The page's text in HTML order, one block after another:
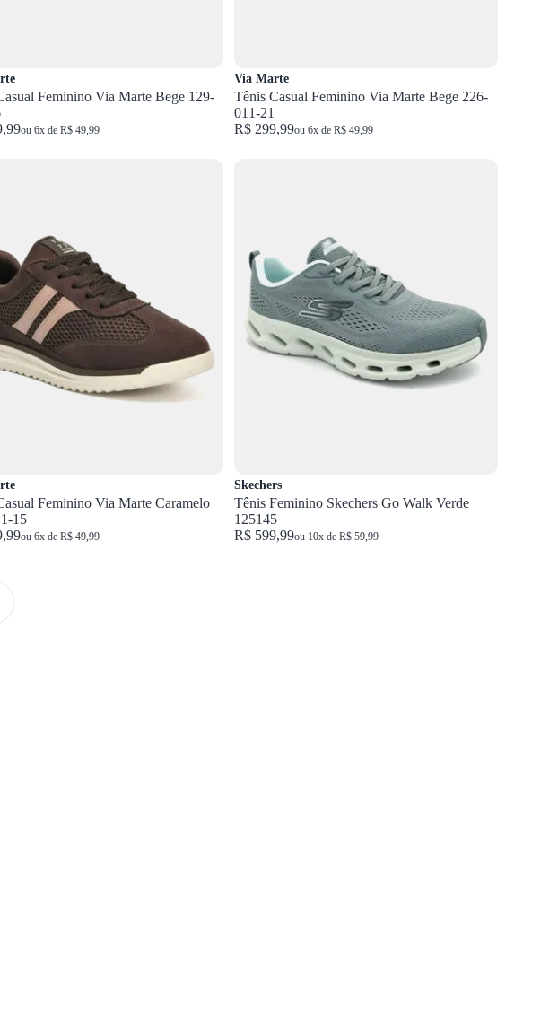
Feminino Via Marte Bege 129-
ou 6x de R$ 49,99
Via Marte
Tênis Casual Feminino Via Marte Bege 226-
011-21
R$ 299,99ou 6x de R$ 49,99
Feminino Via Marte Caramelo
15
ou 6x de R$ 49,99
Skechers
Tênis Feminino Skechers Go Walk Verde
125145
R$ 599,99ou 10x de R$ 59,99